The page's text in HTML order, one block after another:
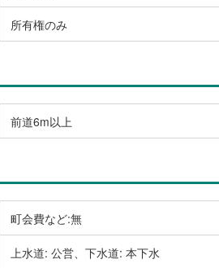
所有権のみ
前道6m以上
町会費など:無
上水道: 公営、下水道: 本下水